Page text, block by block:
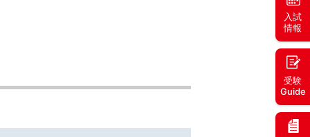
入試
情報
受験
Guide